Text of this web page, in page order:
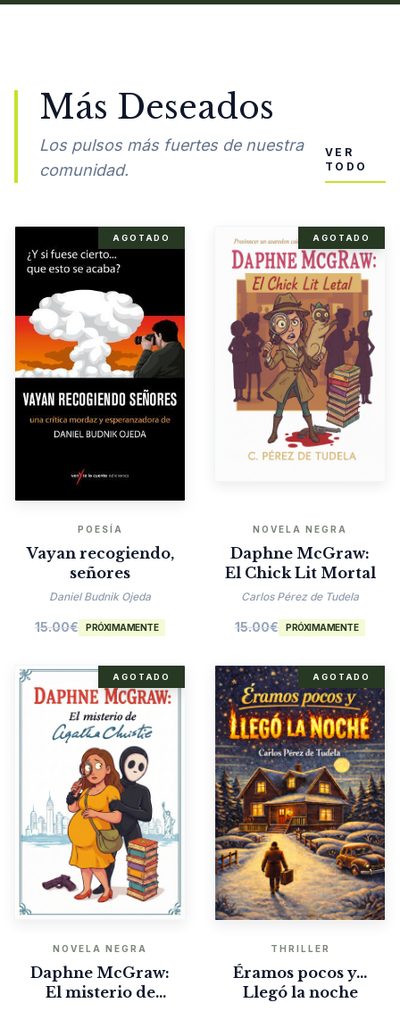
Más Deseados
Los pulsos más fuertes de nuestra
comunidad.
VER
TODO
AGOTADO
POESÍA
Vayan recogiendo,
señores
Daniel Budnik Ojeda
15.00€ PRÓXIMAMENTE
AGOTADO
NOVELA NEGRA
Daphne McGraw:
El Chick Lit Mortal
Carlos Pérez de Tudela
15.00€ PRÓXIMAMENTE
AGOTADO
NOVELA NEGRA
Daphne McGraw:
El misterio de
AGOTADO
THRILLER
Éramos pocos y…
Llegó la noche